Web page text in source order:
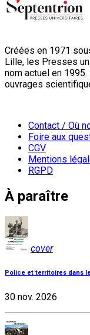
Créées en 1971
Lille, les Presses
nom actuel en
ouvrages
Contact / Où
Foire aux
CGV
Mentions
RGPD
À paraître
cover
Police et territoires dans
30 nov. 2026